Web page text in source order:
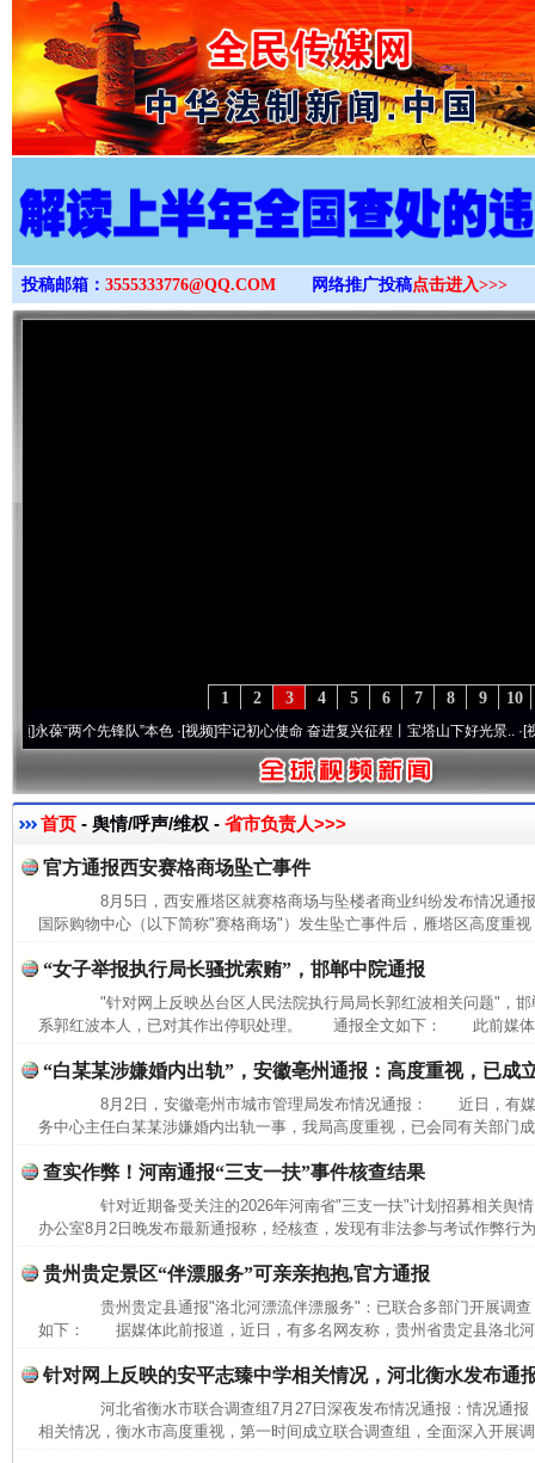
>
投稿邮箱： 3555333776@QQ.COM 网络推广投稿点击进入>>>
10
9
8
7
6
5
4
3
2
1
“两个先锋队”本色·[视频]牢记初心使命 奋进复兴征程丨宝塔山下好光景..·[视频]因党
首页 - 舆情/呼声/维权 - 省市负责人>>>
官方通报西安赛格商场坠亡事件
8月5日，西安雁塔区就赛格商场与坠楼者商业纠纷发布情况
国际购物中心（以下简称"赛格商场"）发生坠亡事件后，雁塔区高度重
“女子举报执行局长骚扰索贿”，邯郸中院通报
"针对网上反映丛台区人民法院执行局局长郭红波相关问题"，邯
系郭红波本人，已对其作出停职处理。 通报全文如下： 此前媒体
“白某某涉嫌婚内出轨”，安徽亳州通报：高度重视，已成
8月2日，安徽亳州市城市管理局发布情况通报： 近日，有媒
务中心主任白某某涉嫌婚内出轨一事，我局高度重视，已会同有关部门
查实作弊！河南通报“三支一扶”事件核查结果
针对近期备受关注的2026年河南省"三支一扶"计划招募相关舆
办公室8月2日晚发布最新通报称，经核查，发现有非法参与考试作弊行
贵州贵定景区“伴漂服务”可亲亲抱抱,官方通报
贵州贵定县通报"洛北河漂流伴漂服务"：已联合多部门开展调查
如下： 据媒体此前报道，近日，有多名网友称，贵州省贵定县洛北
针对网上反映的安平志臻中学相关情况，河北衡水发布通
河北省衡水市联合调查组7月27日深夜发布情况通报：情况通
相关情况，衡水市高度重视，第一时间成立联合调查组，全面深入开展